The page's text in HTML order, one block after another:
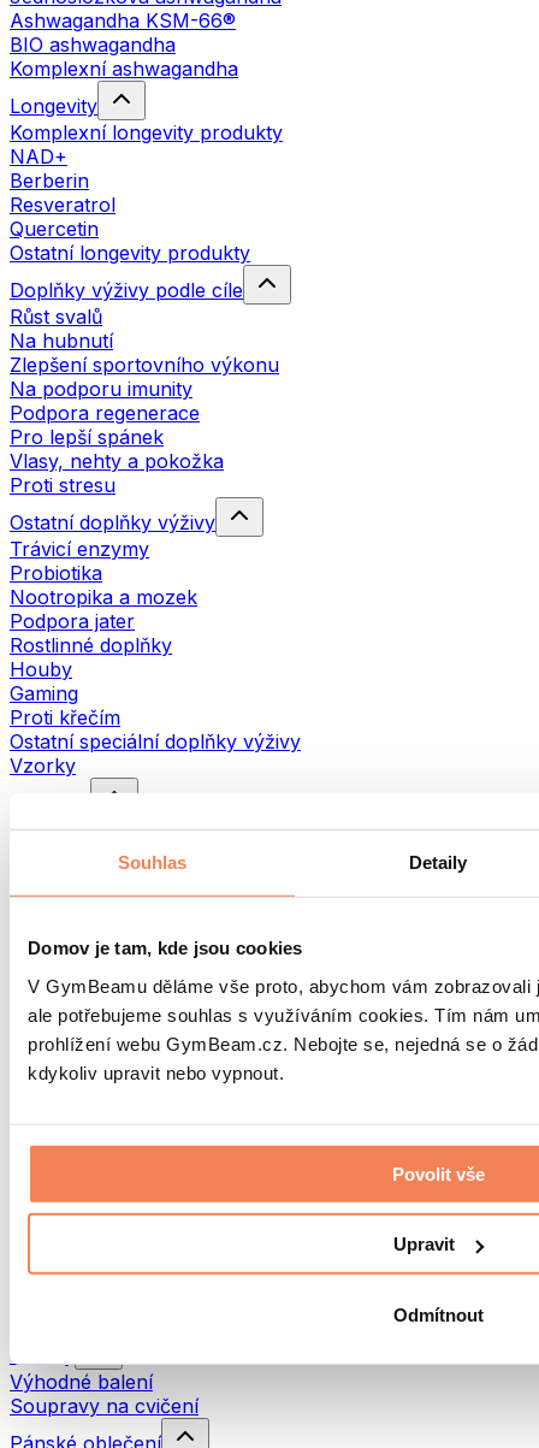
Souhlas Detaily
Domov je tam, kde jsou cookies
V GymBeamu děláme vše proto, abychom vám
ale potřebujeme souhlas s využíváním cookies. Tím nám
prohlížení webu GymBeam.cz. Nebojte se, nejedná se o
kdykoliv upravit nebo vypnout.
Povolit vše
Upravit
Odmítnout
Ashwagandha KSM-66®
BIO ashwagandha
Komplexní ashwagandha
Longevity
Komplexní longevity produkty
NAD+
Berberin
Resveratrol
Quercetin
Ostatní longevity produkty
Doplňky výživy podle cíle
Růst svalů
Na hubnutí
Zlepšení sportovního výkonu
Na podporu imunity
Podpora regenerace
Pro lepší spánek
Vlasy, nehty a pokožka
Proti stresu
Ostatní doplňky výživy
Trávicí enzymy
Probiotika
Nootropika a mozek
Podpora jater
Rostlinné doplňky
Houby
Gaming
Proti křečím
Ostatní speciální doplňky výživy
Vzorky
Trička a topy
Tílka
Mikiny
Tepláky a kalhoty
Šortky
Overaly
Plavky
Spodní prádlo
Legíny
Legíny s vysokým pasem
Černé legíny
Trendy
Výhodné balení
Soupravy na cvičení